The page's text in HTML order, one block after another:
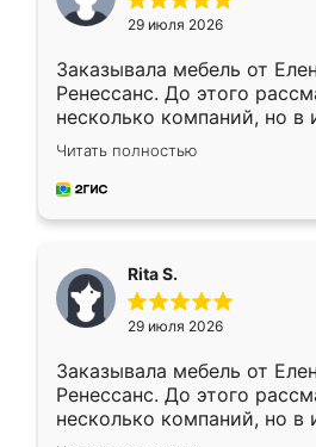
29 июля 2026
Заказывала мебель от
Ренессанс. До этого
несколько компаний, но в
эту. Сначала обговорили
приехал замерщик, всё
и снял размеры.
каких-либо доработок.
довольна, все выглядит
Читать полностью
Rita S.
29 июля 2026
Заказывала мебель от
Ренессанс. До этого
несколько компаний, но в
эту. Сначала обговорили